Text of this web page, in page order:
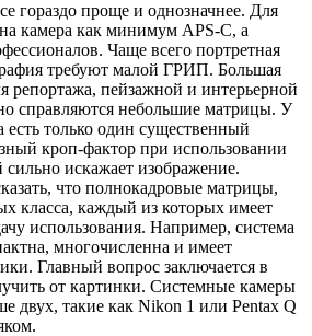
гораздо проще и однозначнее. Для
камера как минимум APS-C, а
Чаще всего портретная
требуют малой ГРИП. Большая
репортажа, пейзажной и интерьерной
справляются небольшие матрицы. У
есть только один существенный
кроп-фактор при использовании
искажает изображение.
что полнокадровые матрицы,
класса, каждый из которых имеет
использования. Например, система
многочисленна и имеет
Главный вопрос заключается в
от картинки. Системные камеры
двух, такие как Nikon 1 или Pentax Q